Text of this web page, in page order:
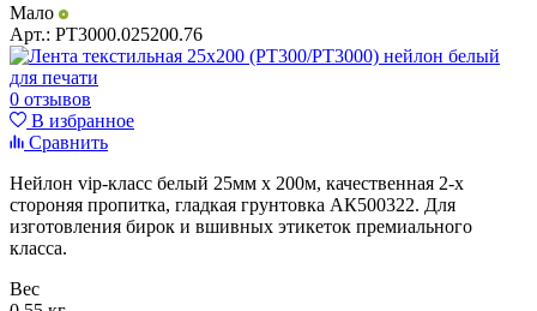
Мало
Арт.: PT3000.025200.76
0 отзывов
В избранное
Сравнить
Нейлон vip-класс белый 25мм х 200м, качественная 2-х
стороняя пропитка, гладкая грунтовка АК500322. Для
изготовления бирок и вшивных этикеток премиального
класса.
Вес